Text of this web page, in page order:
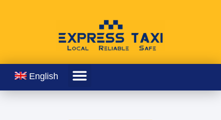
English